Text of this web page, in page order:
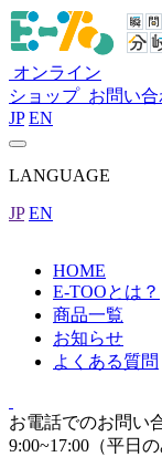
オンライン
ショップ お問い
JP EN
LANGUAGE
JP EN
HOME
E-TOOとは？
商品一覧
お知らせ
よくある質問
お電話でのお問い
9:00~17:00（平日の